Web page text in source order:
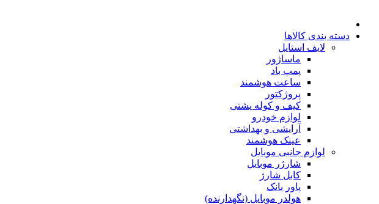
دسته بندی کالاها
لایف استایل
ماساژور
پمپ باد
ساعت هوشمند
پروژکتور
کیف و کوله پشتی
لوازم خودرو
آرایشی و بهداشتی
عینک هوشمند
لوازم جانبی موبایل
شارژر موبایل
کابل شارژ
پاور بانک
هولدر موبایل (نگهدارنده)